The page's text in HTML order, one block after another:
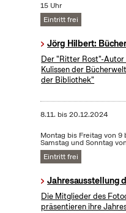
15 Uhr
Eintritt frei
Jörg Hilbert:
Der "Ritter Rost"-
Kulissen der
der Bibliothek"
8.11. bis20.12.2024
Montag bis Freitag von 9
Samstag und Sonntag
Eintritt frei
Jahresausstellung
Die Mitglieder des
präsentieren ihre